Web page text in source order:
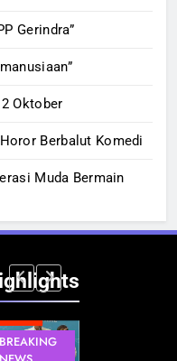
Gerindra”
2 Oktober
Berbalut Komedi
Muda Bermain
BREAKING